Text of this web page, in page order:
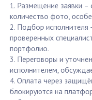
1. Размещение заявки
количество фото,
2. Подбор исполнителя
проверенных
портфолио.
3. Переговоры и
исполнителем,
4. Оплата через
блокируются на